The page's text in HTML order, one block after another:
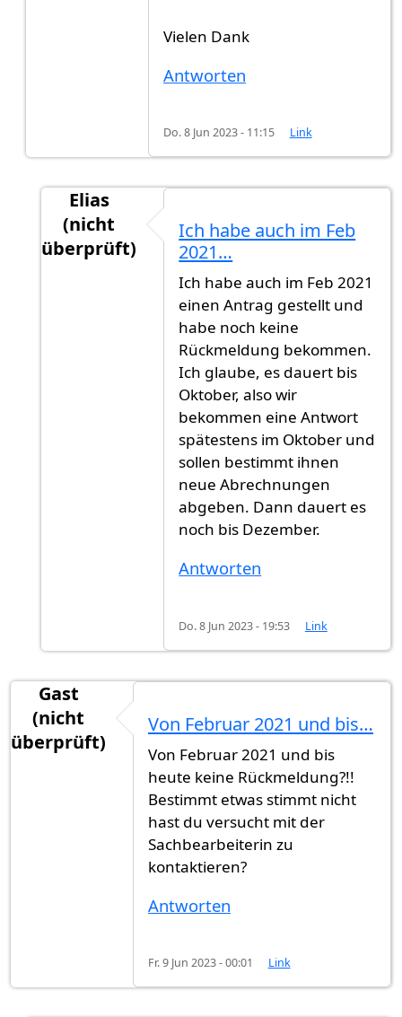
Vielen Dank
Antworten
Do. 8 Jun 2023 - 11:15 Link
Elias
(nicht
überprüft)
Feb. 2022 keine Rückmeldungen
Ich habe auch im Feb
2021…
Ich habe auch im Feb 2021
einen Antrag gestellt und
habe noch keine
Rückmeldung bekommen.
Ich glaube, es dauert bis
Oktober, also wir
bekommen eine Antwort
spätestens im Oktober und
sollen bestimmt ihnen
neue Abrechnungen
abgeben. Dann dauert es
noch bis Dezember.
Antworten
Do. 8 Jun 2023 - 19:53 Link
Gast
(nicht
überprüft)
Von Februar 2021 und bis…
Von Februar 2021 und bis
heute keine Rückmeldung?!!
Bestimmt etwas stimmt nicht
hast du versucht mit der
Sachbearbeiterin zu
kontaktieren?
Antworten
Fr. 9 Jun 2023 - 00:01 Link